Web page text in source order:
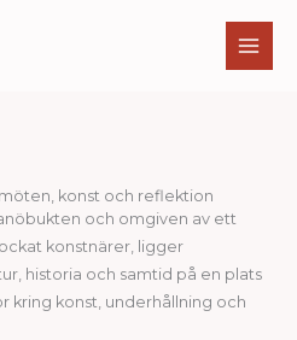
möten, konst och reflektion
och omgiven av ett
konstnärer, ligger
historia och samtid på en plats
kring konst, underhållning och